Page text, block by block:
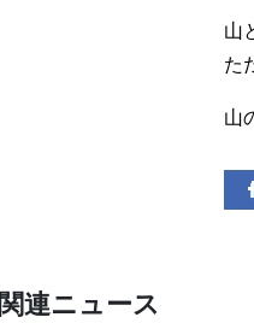
山
た
山
関連ニュース